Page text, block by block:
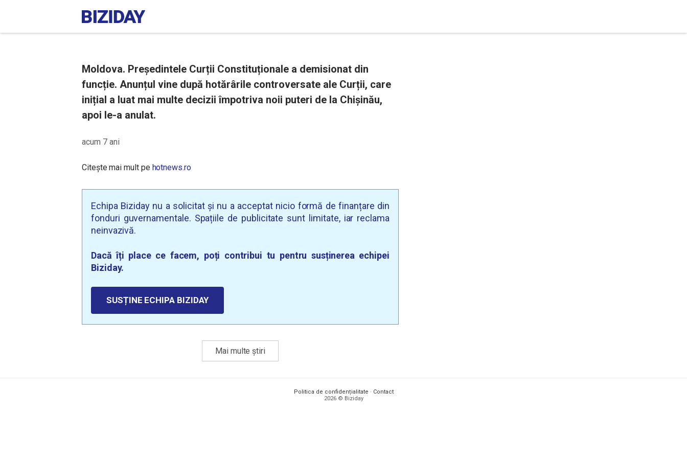
Moldova. Președintele Curții Constituționale a demisionat din
funcție. Anunțul vine după hotărârile controversate ale Curții, care
inițial a luat mai multe decizii împotriva noii puteri de la Chișinău,
apoi le-a anulat.
acum 7 ani
Citește mai mult pe hotnews.ro
Echipa Biziday nu a solicitat și nu a acceptat nicio formă de finanțare din
fonduri guvernamentale. Spațiile de publicitate sunt limitate, iar reclama
neinvazivă.
Dacă îți place ce facem, poți contribui tu pentru susținerea echipei
Biziday.
SUSȚINE ECHIPA BIZIDAY
Mai multe știri
Politica de confidențialitate · Contact
2026 © Biziday